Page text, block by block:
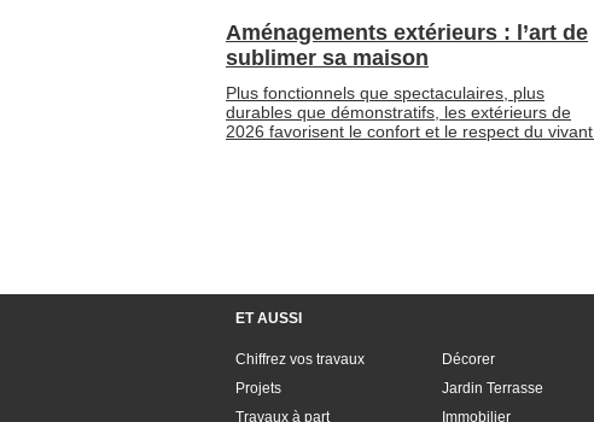
Aménagements extérieurs : l’art de
sublimer sa maison
Plus fonctionnels que spectaculaires, plus
durables que démonstratifs, les extérieurs de
2026 favorisent le confort et le respect du vivant.
ET AUSSI
Chiffrez vos travaux
Projets
Travaux à part
Décorer
Jardin Terrasse
Immobilier